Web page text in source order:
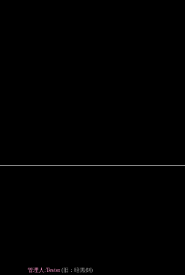
管理人:Tester (旧：暗黒剣)